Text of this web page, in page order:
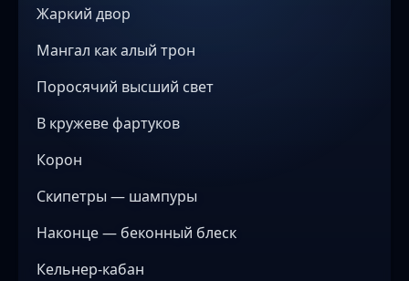
Жаркий двор
Мангал как алый трон
Поросячий высший свет
В кружеве фартуков
Корон
Скипетры — шампуры
Наконце — беконный блеск
Кельнер-кабан